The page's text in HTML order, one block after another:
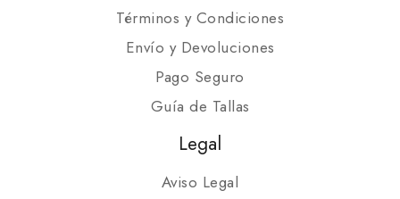
Términos y Condiciones
Envío y Devoluciones
Pago Seguro
Guía de Tallas
Legal
Aviso Legal